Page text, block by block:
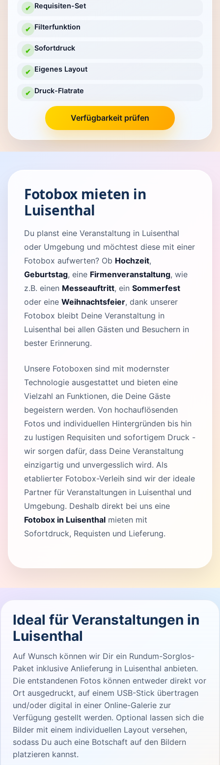
✔ Requisiten-Set
✔ Filterfunktion
✔ Sofortdruck
✔ Eigenes Layout
✔ Druck-Flatrate
Verfügbarkeit prüfen
Fotobox mieten in
Luisenthal
Du planst eine Veranstaltung in Luisenthal
oder Umgebung und möchtest diese mit einer
Fotobox aufwerten? Ob Hochzeit,
Geburtstag, eine Firmenveranstaltung, wie
z.B. einen Messeauftritt, ein Sommerfest
oder eine Weihnachtsfeier, dank unserer
Fotobox bleibt Deine Veranstaltung in
Luisenthal bei allen Gästen und Besuchern in
bester Erinnerung.
Unsere Fotoboxen sind mit modernster
Technologie ausgestattet und bieten eine
Vielzahl an Funktionen, die Deine Gäste
begeistern werden. Von hochauflösenden
Fotos und individuellen Hintergründen bis hin
zu lustigen Requisiten und sofortigem Druck -
wir sorgen dafür, dass Deine Veranstaltung
einzigartig und unvergesslich wird. Als
etablierter Fotobox-Verleih sind wir der ideale
Partner für Veranstaltungen in Luisenthal und
Umgebung. Deshalb direkt bei uns eine
Fotobox in Luisenthal mieten mit
Sofortdruck, Requisten und Lieferung.
Ideal für Veranstaltungen in
Luisenthal
Auf Wunsch können wir Dir ein Rundum-Sorglos-
Paket inklusive Anlieferung in Luisenthal anbieten.
Die entstandenen Fotos können entweder direkt vor
Ort ausgedruckt, auf einem USB-Stick übertragen
und/oder digital in einer Online-Galerie zur
Verfügung gestellt werden. Optional lassen sich die
Bilder mit einem individuellen Layout versehen,
sodass Du auch eine Botschaft auf den Bildern
platzieren kannst.